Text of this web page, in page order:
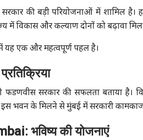
सरकार की बड़ी परियोजनाओं में शामिल
में विकास और कल्याण दोनों को बढ़ावा मिल
यह एक और महत्वपूर्ण पहल है।
सरकार की सफलता बताया है।
इस भवन के मिलने से मुंबई में सरकारी
भविष्य की योजनाएं